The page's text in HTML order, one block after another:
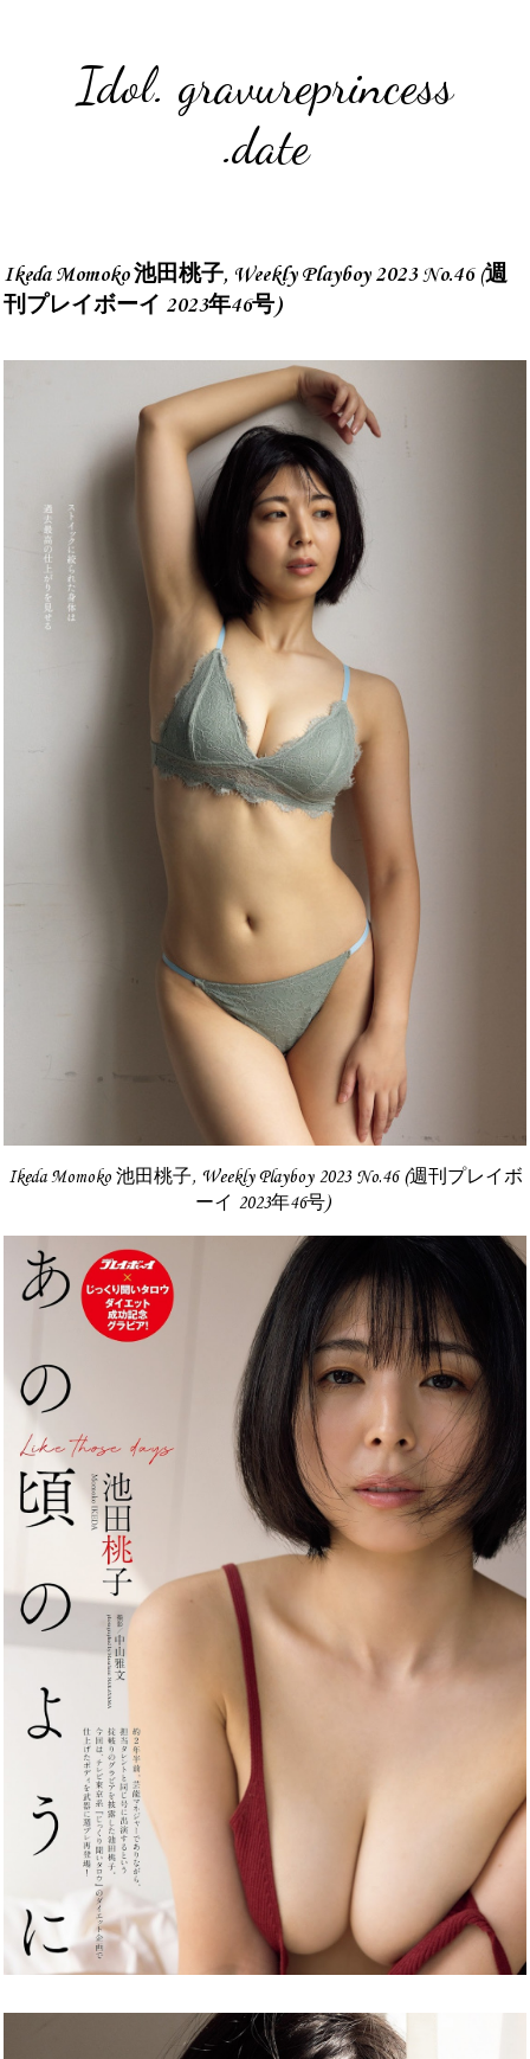
Idol. gravureprincess
.date
Ikeda Momoko 池田桃子, Weekly Playboy 2023 No.46 (週
刊プレイボーイ 2023年46号)
Ikeda Momoko 池田桃子, Weekly Playboy 2023 No.46 (週刊プレイボ
ーイ 2023年46号)